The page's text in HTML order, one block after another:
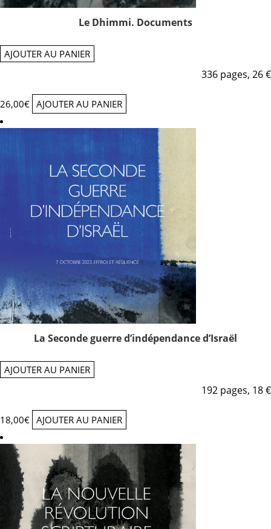
Le Dhimmi. Documents
AJOUTER AU PANIER
336 pages, 26 €
26,00€ AJOUTER AU PANIER
La Seconde guerre d’indépendance d’Israël
AJOUTER AU PANIER
192 pages, 18 €
18,00€ AJOUTER AU PANIER